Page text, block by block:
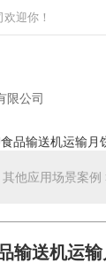
迎你！
其他应用场景案例
输送机运